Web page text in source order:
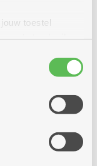
toestel
Sommige
die een
van onze
met andere
mee met de
In het
computer,